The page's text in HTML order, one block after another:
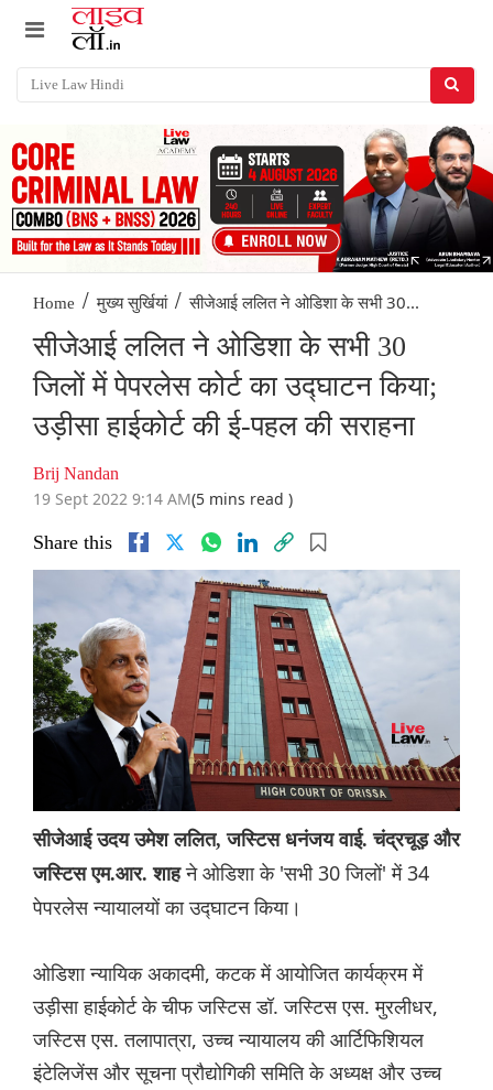
Home / मुख्य सुर्खियां / सीजेआई ललित ने ओडिशा के सभी 30...
सीजेआई ललित ने ओडिशा के सभी 30
जिलों में पेपरलेस कोर्ट का उद्घाटन किया;
उड़ीसा हाईकोर्ट की ई-पहल की सराहना
Brij Nandan
19 Sept 2022 9:14 AM(5 mins read )
Share this
सीजेआई उदय उमेश ललित, जस्टिस धनंजय वाई. चंद्रचूड़ और
जस्टिस एम.आर. शाहने ओडिशा के 'सभी 30 जिलों' में 34
पेपरलेस न्यायालयों का उद्घाटन किया।
ओडिशा न्यायिक अकादमी, कटक में आयोजित कार्यक्रम में
उड़ीसा हाईकोर्ट के चीफ जस्टिस डॉ. जस्टिस एस. मुरलीधर,
जस्टिस एस. तलापात्रा, उच्च न्यायालय की आर्टिफिशियल
इंटेलिजेंस और सूचना प्रौद्योगिकी समिति के अध्यक्ष और उच्च